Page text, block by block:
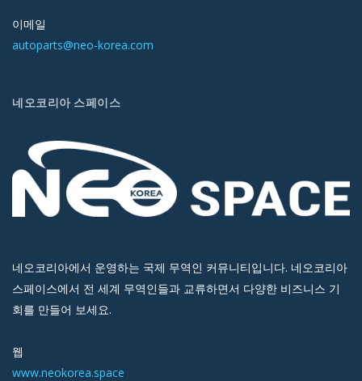
이메일
autoparts@neo-korea.com
네오코리아 스페이스
네오코리아에서 운영하는 국제 무역인 커뮤니티입니다. 네오코리아
스페이스에서 전 세계 무역인들과 교류하면서 다양한 비즈니스 기
회를 만들어 보세요.
웹
www.neokorea.space